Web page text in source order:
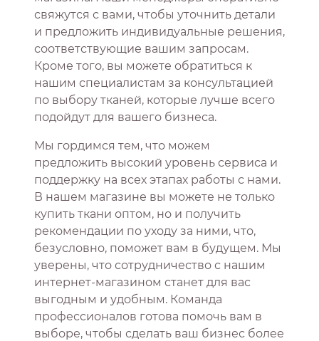
свяжутся с вами, чтобы уточнить детали
и предложить индивидуальные решения,
соответствующие вашим запросам.
Кроме того, вы можете обратиться к
нашим специалистам за консультацией
по выбору тканей, которые лучше всего
подойдут для вашего бизнеса.
Мы гордимся тем, что можем
предложить высокий уровень сервиса и
поддержку на всех этапах работы с нами.
В нашем магазине вы можете не только
купить ткани оптом, но и получить
рекомендации по уходу за ними, что,
безусловно, поможет вам в будущем. Мы
уверены, что сотрудничество с нашим
интернет-магазином станет для вас
выгодным и удобным. Команда
профессионалов готова помочь вам в
выборе, чтобы сделать ваш бизнес более